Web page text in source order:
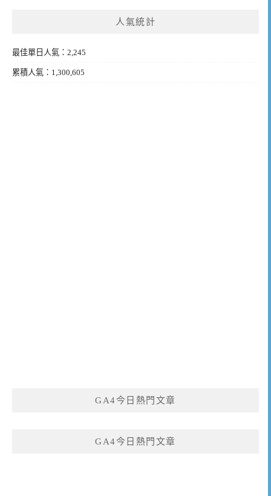
人氣統計
最佳單日人氣：2,245
累積人氣：1,300,605
GA4今日熱門文章
GA4今日熱門文章